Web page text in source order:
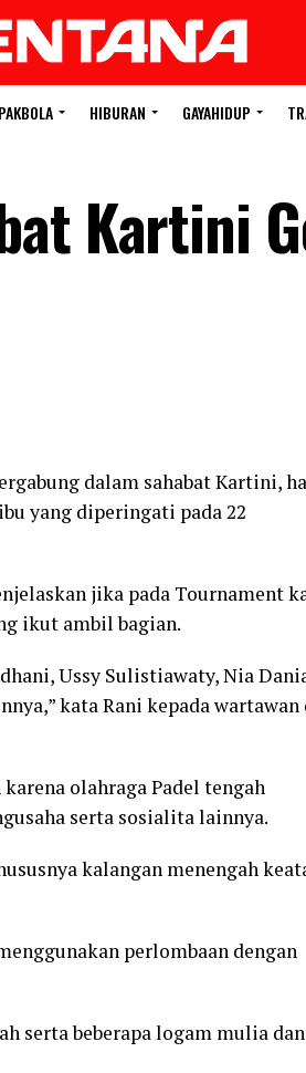
HIBURAN GAYAHIDUP
Kartini
dalam sahabat Kartini,
yang diperingati pada 22
jika pada Tournament
ikut ambil bagian.
Ussy Sulistiawaty, Nia
kata Rani kepada wartawan
olahraga Padel tengah
serta sosialita lainnya.
kalangan menengah
perlombaan dengan
serta beberapa logam mulia dan